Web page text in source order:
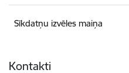
Sīkdatņu izvēles maiņa
Kontakti